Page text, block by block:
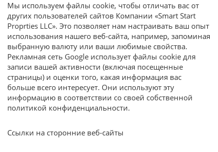
Мы используем файлы cookie, чтобы отличать вас от
других пользователей сайтов Компании «Smart Start
Proprties LLC». Это позволяет нам настраивать ваш опыт
использования нашего веб-сайта, например, запоминая
выбранную валюту или ваши любимые свойства.
Рекламная сеть Google использует файлы cookie для
записи вашей активности (включая посещенные
страницы) и оценки того, какая информация вас
больше всего интересует. Они используют эту
информацию в соответствии со своей собственной
политикой конфиденциальности.
Ссылки на сторонние веб-сайты